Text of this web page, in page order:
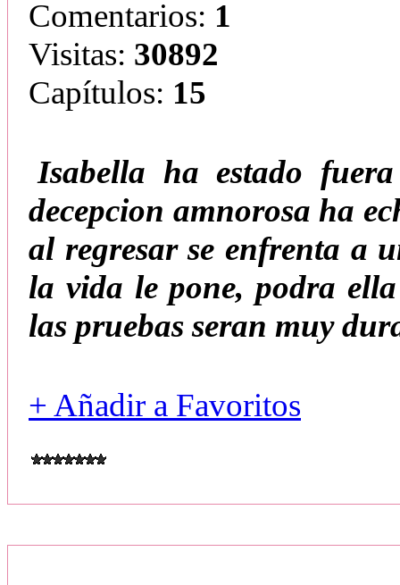
Comentarios: 1
Visitas: 30892
Capítulos: 15
Isabella ha estado
decepcion amnorosa ha
al regresar se enfrenta a
la vida le pone, podra
las pruebas seran muy
+ Añadir a Favoritos